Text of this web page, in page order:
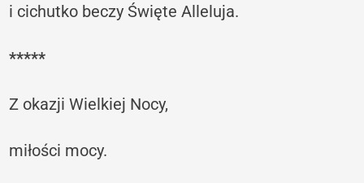
i cichutko beczy Święte Alleluja.
*****
Z okazji Wielkiej Nocy,
miłości mocy.